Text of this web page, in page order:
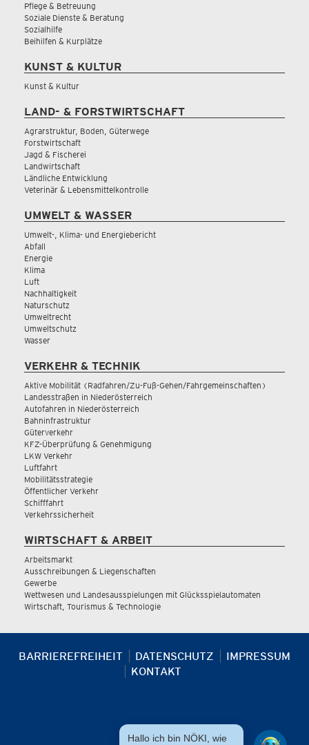
Pflege & Betreuung
Soziale Dienste & Beratung
Sozialhilfe
Beihilfen & Kurplätze
KUNST & KULTUR
Kunst & Kultur
LAND- & FORSTWIRTSCHAFT
Agrarstruktur, Boden, Güterwege
Forstwirtschaft
Jagd & Fischerei
Landwirtschaft
Ländliche Entwicklung
Veterinär & Lebensmittelkontrolle
UMWELT & WASSER
Umwelt-, Klima- und Energiebericht
Abfall
Energie
Klima
Luft
Nachhaltigkeit
Naturschutz
Umweltrecht
Umweltschutz
Wasser
VERKEHR & TECHNIK
Aktive Mobilität (Radfahren/Zu-Fuß-Gehen/Fahrgemeinschaften)
Landesstraßen in Niederösterreich
Autofahren in Niederösterreich
Bahninfrastruktur
Güterverkehr
KFZ-Überprüfung & Genehmigung
LKW Verkehr
Luftfahrt
Mobilitätsstrategie
Öffentlicher Verkehr
Schifffahrt
Verkehrssicherheit
WIRTSCHAFT & ARBEIT
Arbeitsmarkt
Ausschreibungen & Liegenschaften
Gewerbe
Wettwesen und Landesausspielungen mit Glücksspielautomaten
Wirtschaft, Tourismus & Technologie
BARRIEREFREIHEIT DATENSCHUTZ
IMPRESSUM
KONTAKT
Hallo ich bin NÖKI, wie